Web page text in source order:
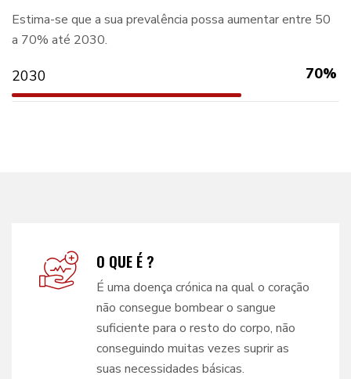
Estima-se que a sua prevalência possa aumentar entre 50
a 70% até 2030.
2030 70%
O QUE É ?
É uma doença crónica na qual o coração
não consegue bombear o sangue
suficiente para o resto do corpo, não
conseguindo muitas vezes suprir as
suas necessidades básicas.